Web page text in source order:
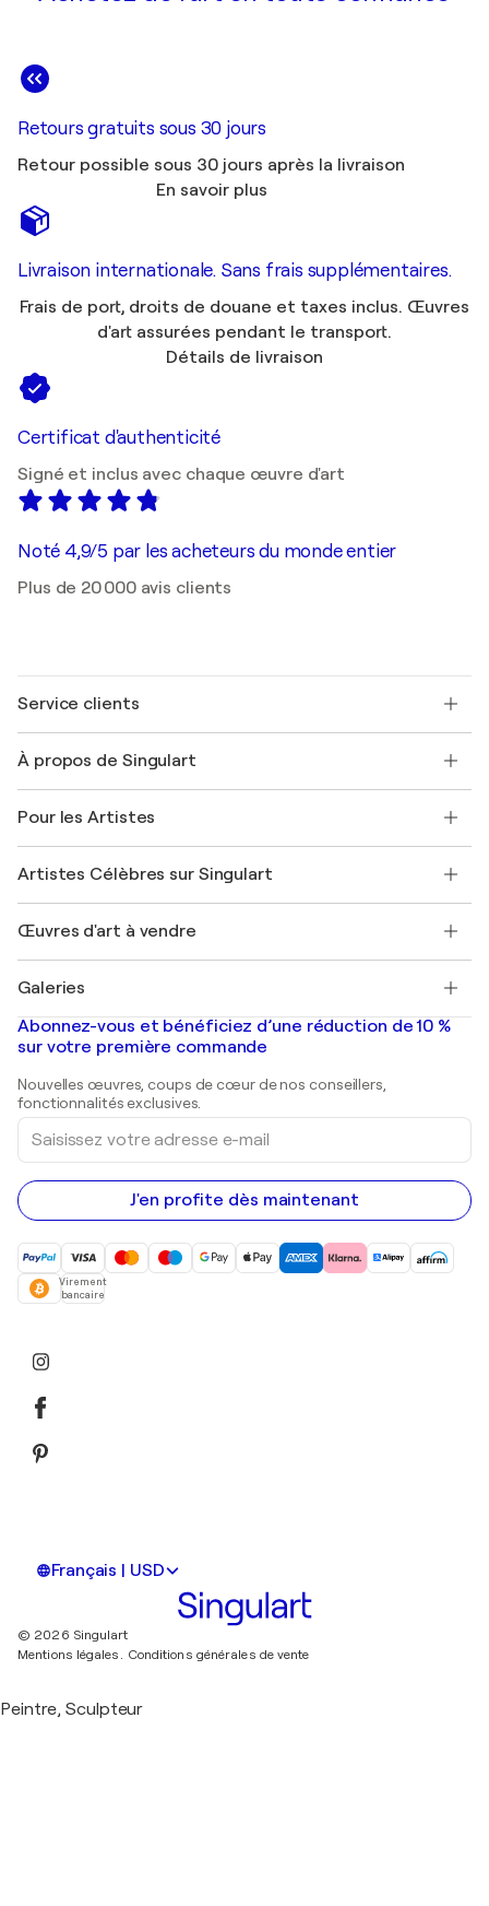
Retours gratuits sous 30 jours
Retour possible sous 30 jours après la livraison
En savoir plus
Livraison internationale. Sans frais supplémentaires.
Frais de port, droits de douane et taxes inclus. Œuvres
d'art assurées pendant le transport.
Détails de livraison
Certificat d'authenticité
Signé et inclus avec chaque œuvre d'art
Noté 4,9/5 par les acheteurs du monde entier
Plus de 20 000 avis clients
Service clients
Expédition
Offrir une carte cadeau
Rejoignez notre programme commercial
Mon compte
+33 1 76 44 06 42
À propos de Singulart
FAQ
Magazine Singulart
Emplois
Découvrez une sélection d'art original
Pour les Artistes
Se connecter en tant qu'Artiste
Artistes Célèbres sur Singulart
Marc Chagall
Banksy
Mr. Brainwash
Shepard Fairey
Œuvres d'art à vendre
Tableaux abstraits à vendre
Peintures de paysage
Estampes
Peintures acryliques
Galeries
Galeries d'art en France
Galeries d'art en Belgique
Abonnez-vous et bénéficiez d’une réduction de 10 %
sur votre première commande
Nouvelles œuvres, coups de cœur de nos conseillers,
fonctionnalités exclusives.
Saisissez
votre
adresse
e-
mail
J'en profite dès maintenant
Virement
bancaire
Français | USD
© 2026 Singulart
Mentions légales.
Conditions générales de vente
Peintre, Sculpteur